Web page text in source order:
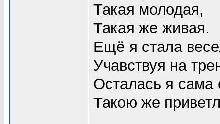
Такая молодая,
Такая же живая.
Ещё я стала
Учавствуя на
Осталась я сама
Такою же